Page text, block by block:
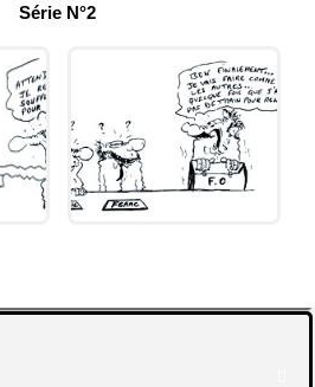
Série N°2